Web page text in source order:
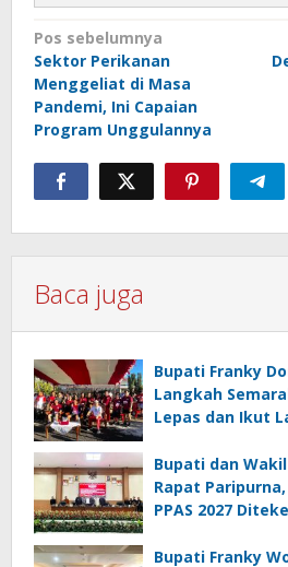
Navigasi
pos
Pos sebelumnya
Sektor Perikanan
Menggeliat di Masa
Pandemi, Ini Capaian
Program Unggulannya
Baca juga
Bupati Franky
Langkah
Lepas dan Ikut
Bupati dan
Rapat
PPAS 2027
Bupati Franky